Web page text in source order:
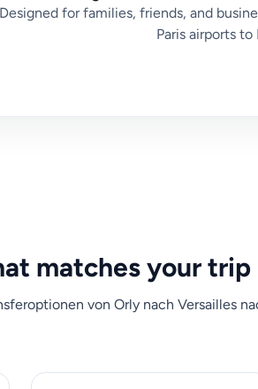
Designed for families, friends, and
Paris airports
matches your trip
von Orly nach Versailles